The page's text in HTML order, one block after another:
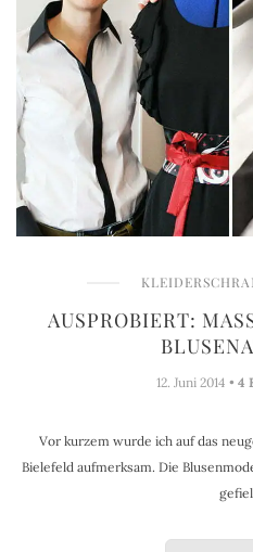
AUSPROBIERT:
12. Juni 2014 • 4
Vor kurzem wurde ich auf das
Bielefeld aufmerksam. Die